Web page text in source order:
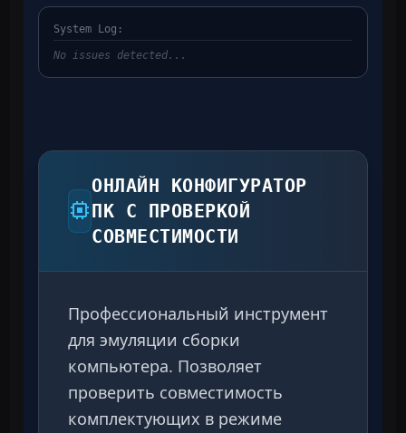
System Log:
No issues detected...
ОНЛАЙН КОНФИГУРАТОР
ПК С ПРОВЕРКОЙ
СОВМЕСТИМОСТИ
Профессиональный инструмент
для эмуляции сборки
компьютера. Позволяет
проверить совместимость
комплектующих в режиме